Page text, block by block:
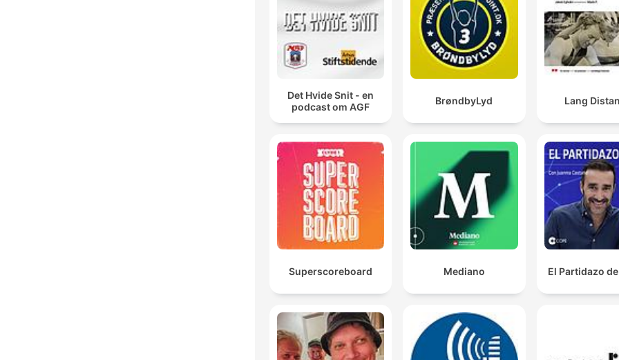
Det Hvide Snit - en
podcast om AGF
BrøndbyLyd Lang
Superscoreboard Mediano El Partidazo de